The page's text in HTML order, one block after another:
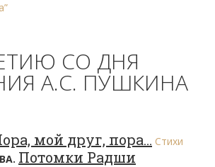
СО ДНЯ
А.С. ПУШКИНА
мой друг, пора… Стихи
Потомки Радши